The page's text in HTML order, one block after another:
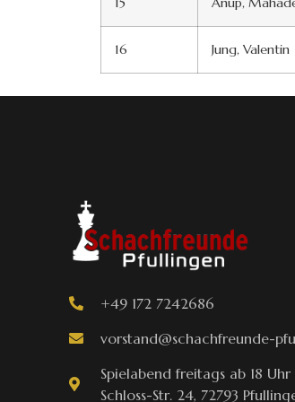
16 Jung, Valentin
+49 172 7242686
vorstand@schachfreunde-
Spielabend freitags ab 18 Uhr
Schloss-Str. 24, 72793